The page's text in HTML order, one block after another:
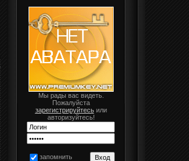
Мы рады вас видеть.
Пожалуйста
зарегистрируйтесьили
авторизуйтесь!
запомнить